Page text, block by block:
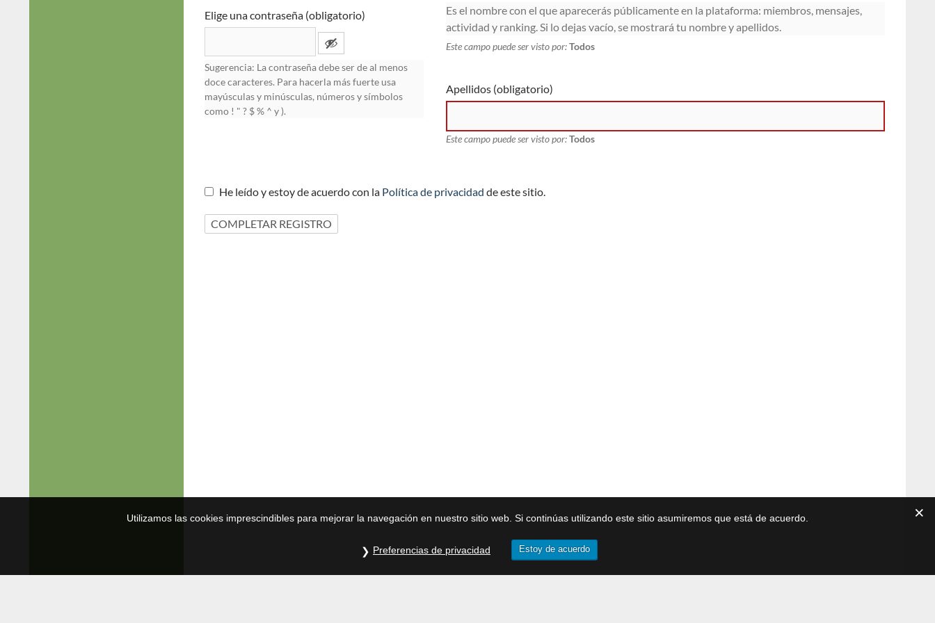
Elige una contraseña (obligatorio)
Sugerencia: La contraseña debe ser de al menos
doce caracteres. Para hacerla más fuerte usa
mayúsculas y minúsculas, números y símbolos
como ! " ? $ % ^ y ).
Es el nombre con el que aparecerás públicamente en la plataforma: miembros, mensajes,
actividad y ranking. Si lo dejas vacío, se mostrará tu nombre y apellidos.
Este campo puede ser visto por:Todos
Apellidos (obligatorio)
Este campo puede ser visto por:Todos
He leído y estoy de acuerdo con la Política de privacidad de este sitio.
Utilizamos las cookies imprescindibles para mejorar la navegación en nuestro sitio web. Si continúas utilizando este sitio asumiremos que está de acuerdo.
Preferencias de privacidad Estoy de acuerdo